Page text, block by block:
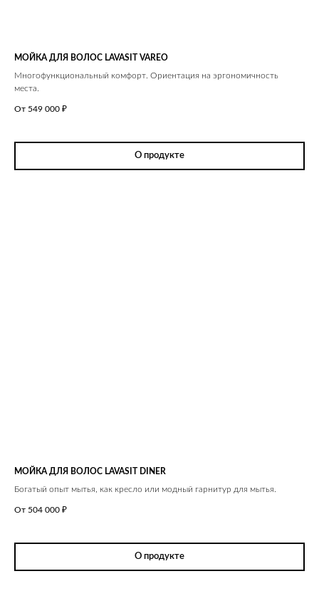
МОЙКА ДЛЯ ВОЛОС LAVASIT VAREO
Многофункциональный комфорт. Ориентация на эргономичность
места.
От 549 000 ₽
О продукте
МОЙКА ДЛЯ ВОЛОС LAVASIT DINER
Богатый опыт мытья, как кресло или модный гарнитур для мытья.
От 504 000 ₽
О продукте